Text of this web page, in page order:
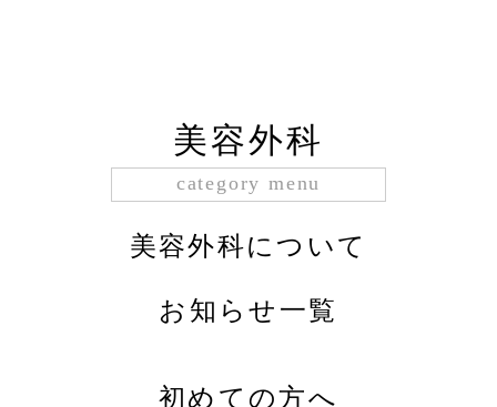
美容外科
category menu
美容外科について
お知らせ一覧
初めての方へ